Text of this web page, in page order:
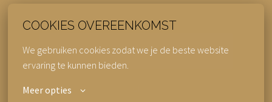
COOKIES OVEREENKOMST
We gebruiken cookies zodat we je de beste website
ervaring te kunnen bieden.
Meer opties
Solliciteren